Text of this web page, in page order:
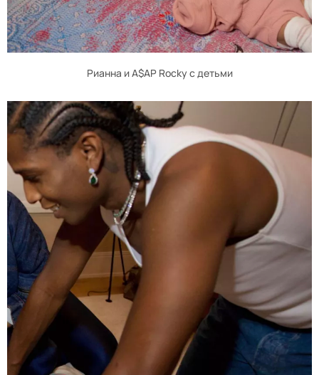
Рианна и A$AP Rocky с детьми